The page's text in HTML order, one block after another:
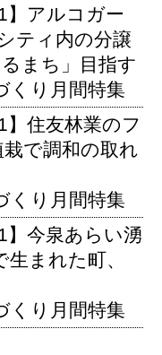
】アルコガー
ティ内の分譲
まち」目指す
くり月間特集
】住友林業のフ
で調和の取れ
くり月間特集
】今泉あらい湧
まれた町、
くり月間特集